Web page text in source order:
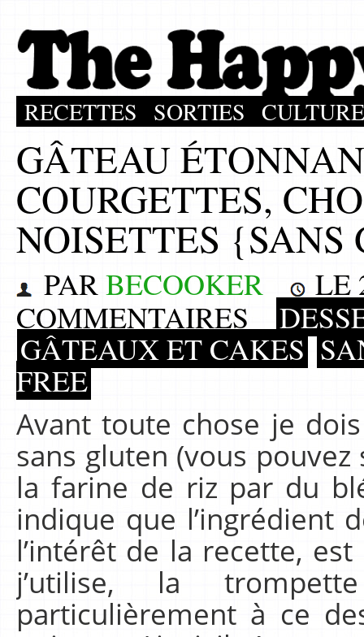
RECETTES SORTIES CULTURE
GÂTEAU
COURGETTES,
NOISETTES
PARBECOOKER LE
COMMENTAIRES
GÂTEAUX ET CAKES
FREE
Avant toute chose je
sans gluten (vous
la farine de riz par du
indique que l’ingrédient
l’intérêt de la recette,
j’utilise, la
particulièrement à ce